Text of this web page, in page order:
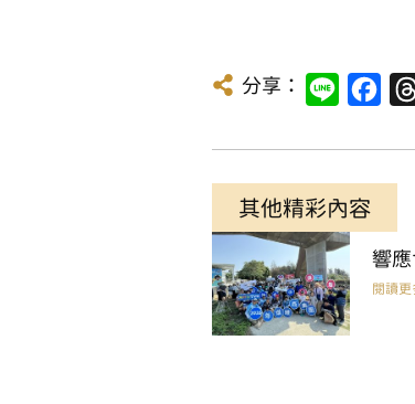
分享： Line
其他精彩內容
響
閱讀更